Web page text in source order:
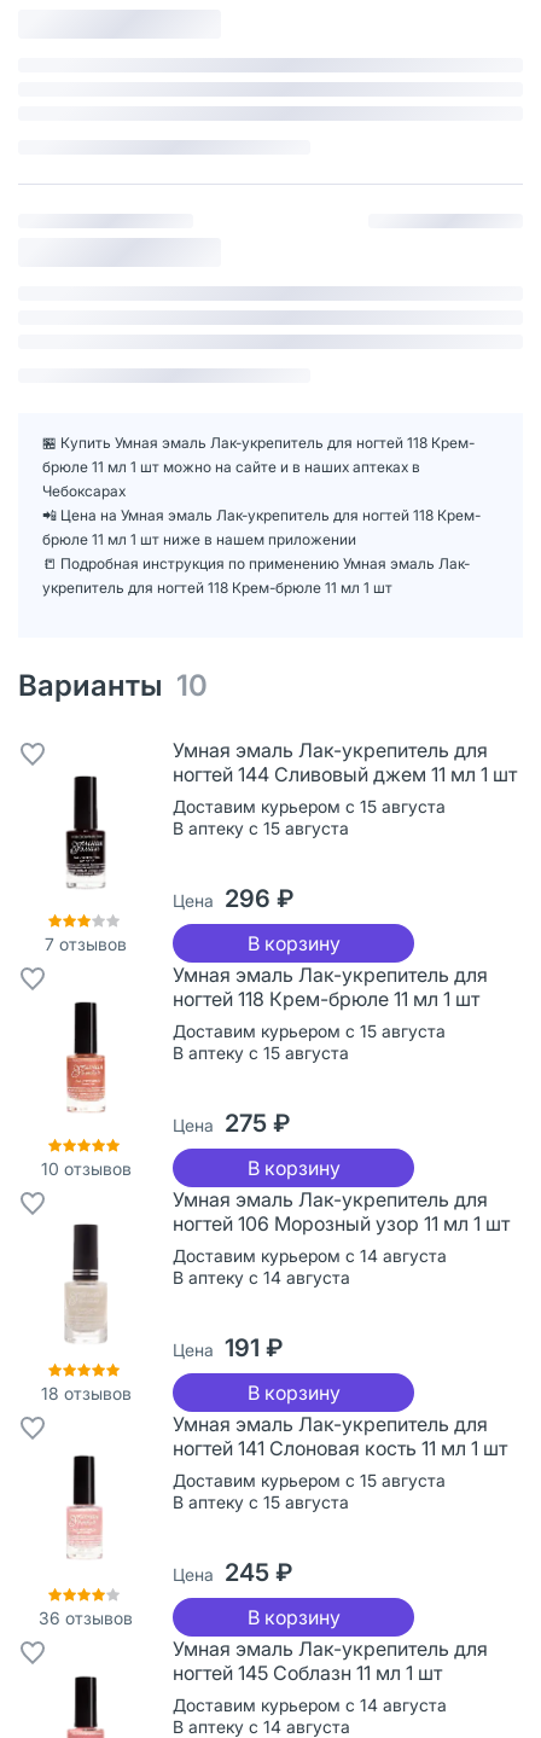
🏪 Купить Умная эмаль Лак-укрепитель для ногтей 118 Крем-
брюле 11 мл 1 шт можно на сайте и в наших аптеках в
Чебоксарах
📲 Цена на Умная эмаль Лак-укрепитель для ногтей 118 Крем-
брюле 11 мл 1 шт ниже в нашем приложении
📒 Подробная инструкция по применению Умная эмаль Лак-
укрепитель для ногтей 118 Крем-брюле 11 мл 1 шт
Варианты 10
7 отзывов
Умная эмаль Лак-укрепитель для
ногтей 144 Сливовый джем 11 мл 1 шт
Доставим курьером с 15 августа
В аптеку с 15 августа
Цена 296 ₽
В корзину
10 отзывов
Умная эмаль Лак-укрепитель для
ногтей 118 Крем-брюле 11 мл 1 шт
Доставим курьером с 15 августа
В аптеку с 15 августа
Цена 275 ₽
В корзину
18 отзывов
Умная эмаль Лак-укрепитель для
ногтей 106 Морозный узор 11 мл 1 шт
Доставим курьером с 14 августа
В аптеку с 14 августа
Цена 191 ₽
В корзину
36 отзывов
Умная эмаль Лак-укрепитель для
ногтей 141 Слоновая кость 11 мл 1 шт
Доставим курьером с 15 августа
В аптеку с 15 августа
Цена 245 ₽
В корзину
Умная эмаль Лак-укрепитель для
ногтей 145 Соблазн 11 мл 1 шт
Доставим курьером с 14 августа
В аптеку с 14 августа